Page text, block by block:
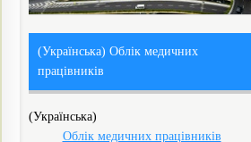
(Українська) Облік медичних
працівників
(Українська)
Облік медичних працівників